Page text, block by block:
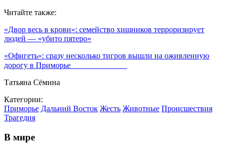
Читайте также:
«Двор весь в крови»: семейство хищников терроризирует
людей — «убито пятеро»
«Офигеть»: сразу несколько тигров вышли на оживленную
дорогу в Приморье ⠀⠀⠀⠀⠀⠀⠀⠀⠀
Татьяна Сёмина
Категории:
Приморье Дальний Восток Жесть Животные Происшествия
Трагедия
В мире